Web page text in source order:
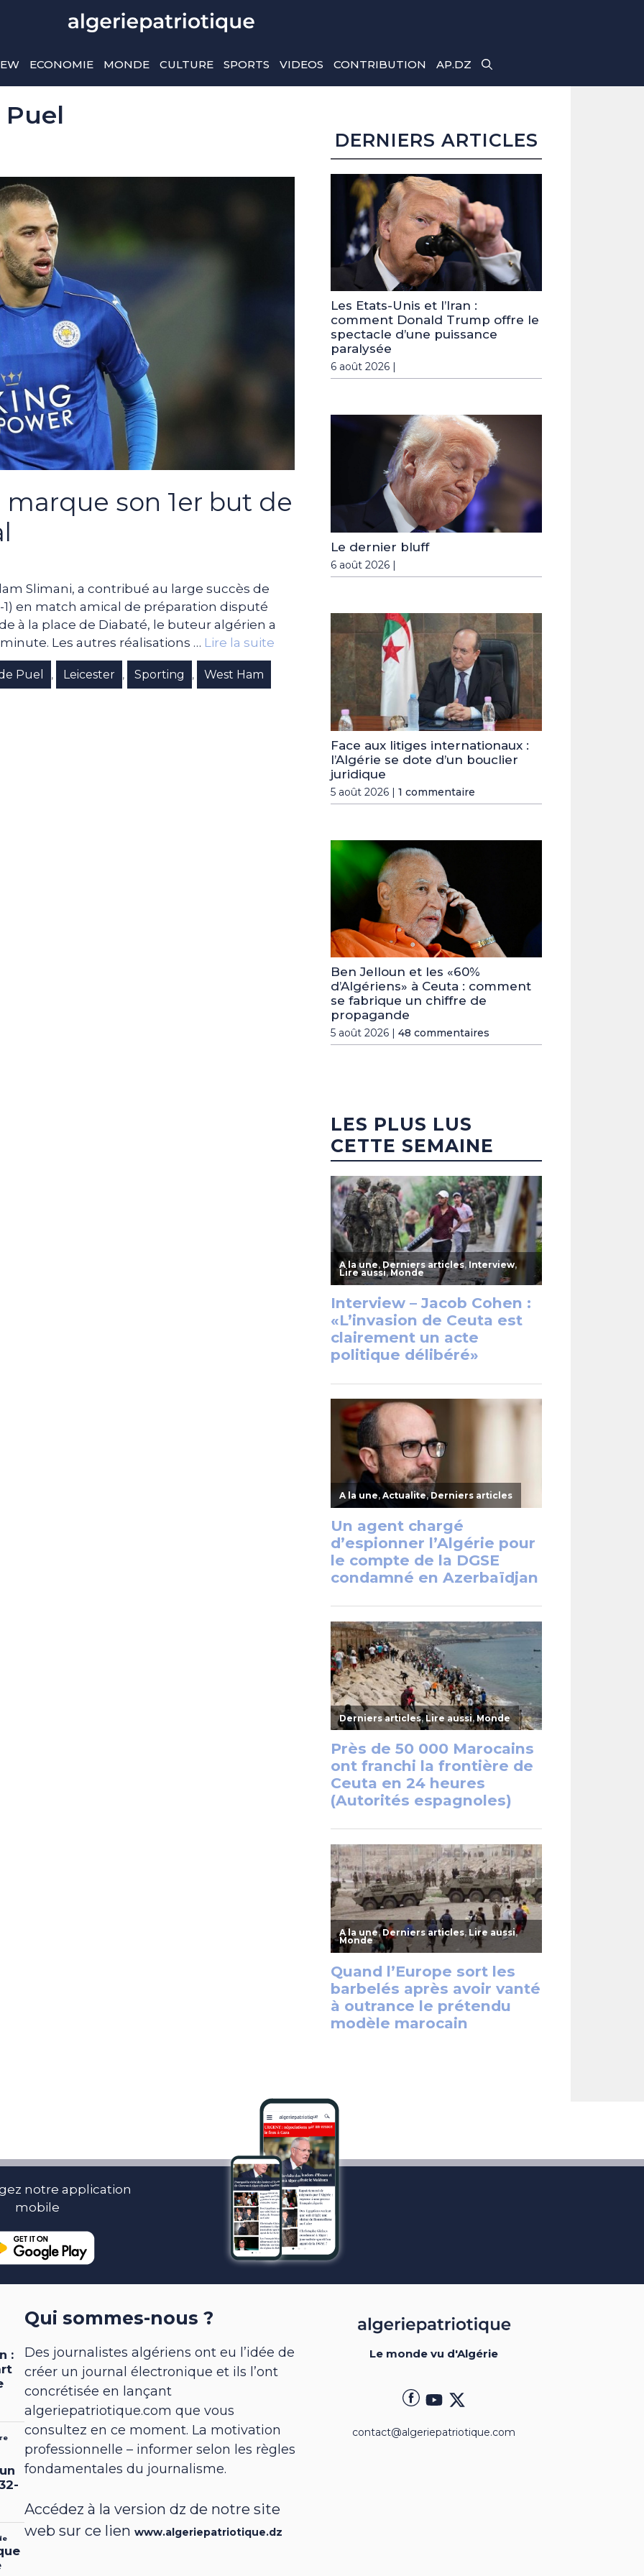
ECONOMIE MONDE CULTURE SPORTS VIDEOS CONTRIBUTION AP.DZ
Puel
son 1er but de
Slimani, a contribué au large succès de
en match amical de préparation disputé
à la place de Diabaté, le buteur algérien a
Les autres réalisations … Lire la suite
Puel , Leicester , Sporting , West Ham
DERNIERS ARTICLES
Les Etats-Unis et l’Iran :
comment Donald Trump offre le
spectacle d’une puissance
paralysée
6 août 2026 |
Le dernier bluff
6 août 2026 |
Face aux litiges internationaux :
l’Algérie se dote d’un bouclier
juridique
5 août 2026 | 1 commentaire
Ben Jelloun et les «60%
d’Algériens» à Ceuta : comment
se fabrique un chiffre de
propagande
5 août 2026 | 48 commentaires
LES PLUS LUS
CETTE SEMAINE
notre application
mobile
Qui sommes-nous ?
Des journalistes algériens ont eu l’idée de
créer un journal électronique et ils l’ont
concrétisée en lançant
algeriepatriotique.com que vous
consultez en ce moment. La motivation
professionnelle – informer selon les règles
fondamentales du journalisme.
Accédez à la version dz de notre site
web sur ce lienwww.algeriepatriotique.dz
Le monde vu d'Algérie
contact@algeriepatriotique.com